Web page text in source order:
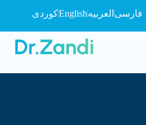
فارسی العربیهEnglishکوردی